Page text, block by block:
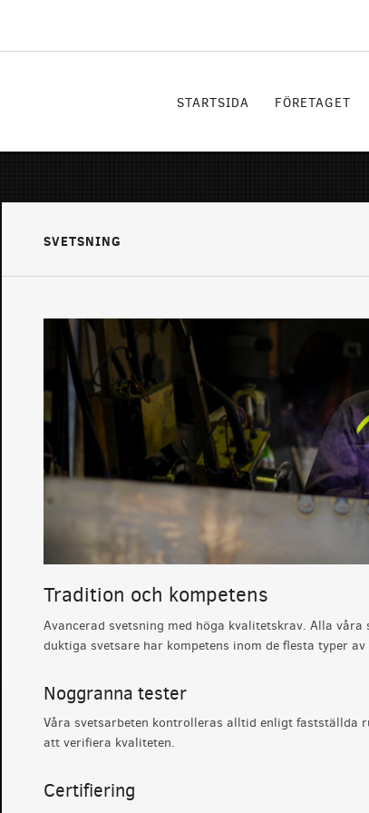
STARTSIDA FÖRETAGET
SVETSNING
Tradition och kompetens
Avancerad svetsning med höga kvalitetskrav. Alla
duktiga svetsare har kompetens inom de flesta typer
Noggranna tester
Våra svetsarbeten kontrolleras alltid enligt fastställda
att verifiera kvaliteten.
Certifiering